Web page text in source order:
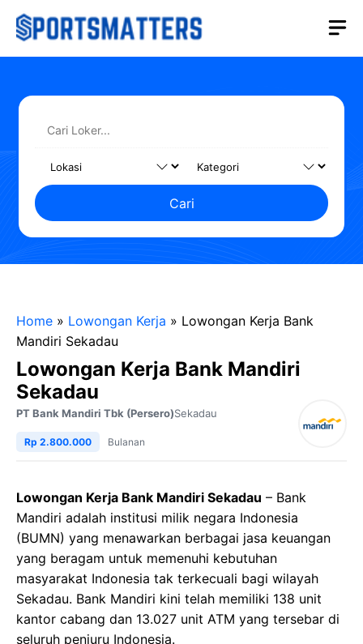
Langsung
Cari
Home » Lowongan Kerja » Lowongan Kerja Bank
Mandiri Sekadau
Lowongan Kerja Bank Mandiri
Sekadau
PT Bank Mandiri Tbk (Persero)Sekadau
Rp 2.800.000 Bulanan
Lowongan Kerja Bank Mandiri Sekadau – Bank
Mandiri adalah institusi milik negara Indonesia
(BUMN) yang menawarkan berbagai jasa keuangan
yang beragam untuk memenuhi kebutuhan
masyarakat Indonesia tak terkecuali bagi wilayah
Sekadau. Bank Mandiri kini telah memiliki 138 unit
kantor cabang dan 13.027 unit ATM yang tersebar di
seluruh penjuru Indonesia.